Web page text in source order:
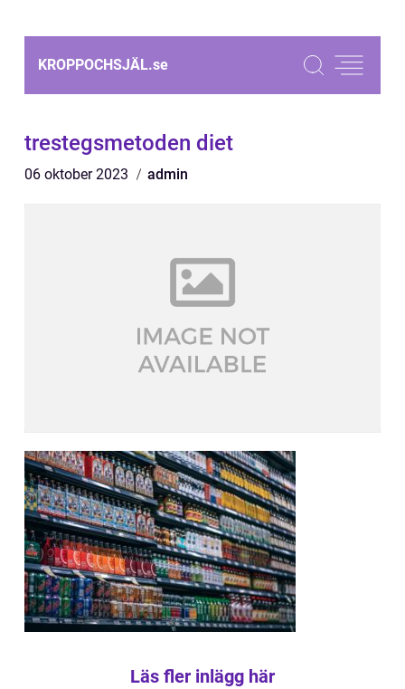
KROPPOCHSJÄL.se
trestegsmetoden diet
06 oktober 2023 admin
Läs fler inlägg här